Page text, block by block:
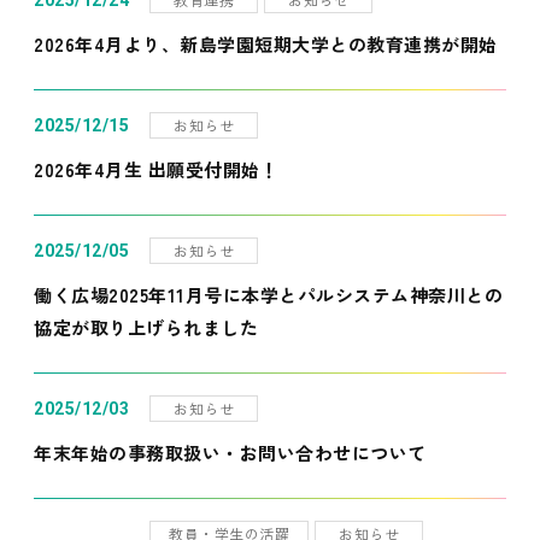
2026年4月より、新島学園短期大学との教育連携が開始
2025/12/15 お知らせ
2026年4月生 出願受付開始！
2025/12/05 お知らせ
働く広場2025年11月号に本学とパルシステム神奈川との
協定が取り上げられました
2025/12/03 お知らせ
年末年始の事務取扱い・お問い合わせについて
教員・学生の活躍 お知らせ